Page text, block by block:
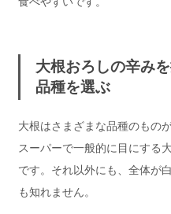
大根おろしの辛み
品種を選ぶ
大根はさまざまな品種のもの
スーパーで一般的に目にする
です。それ以外にも、全体が
も知れません。